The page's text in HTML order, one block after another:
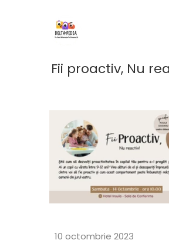
Fii proactiv, Nu
10 octombrie 2023